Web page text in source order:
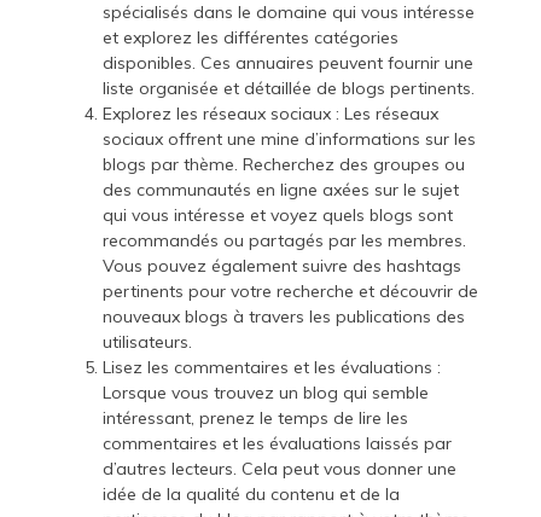
spécialisés dans le domaine qui vous intéresse
et explorez les différentes catégories
disponibles. Ces annuaires peuvent fournir une
liste organisée et détaillée de blogs pertinents.
Explorez les réseaux sociaux : Les réseaux
sociaux offrent une mine d’informations sur les
blogs par thème. Recherchez des groupes ou
des communautés en ligne axées sur le sujet
qui vous intéresse et voyez quels blogs sont
recommandés ou partagés par les membres.
Vous pouvez également suivre des hashtags
pertinents pour votre recherche et découvrir de
nouveaux blogs à travers les publications des
utilisateurs.
Lisez les commentaires et les évaluations :
Lorsque vous trouvez un blog qui semble
intéressant, prenez le temps de lire les
commentaires et les évaluations laissés par
d’autres lecteurs. Cela peut vous donner une
idée de la qualité du contenu et de la